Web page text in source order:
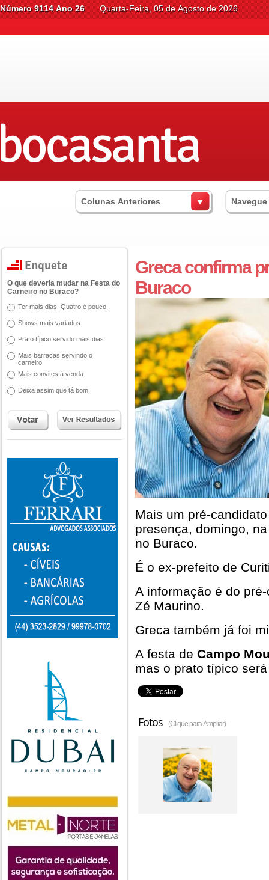
Número 9114 Ano 26 Quarta-Feira, 05 de Agosto de 2026
Colunas Anteriores
O que deveria mudar na Festa do
Carneiro no Buraco?
Ter mais dias. Quatro é pouco.
Shows mais variados.
Prato típico servido mais dias.
Mais barracas servindo o
carneiro.
Mais convites à venda.
Deixa assim que tá bom.
Greca confirma
Buraco
Mais um pré-
presença, domingo,
no Buraco.
É o ex-prefeito de
A informação é do
Zé Maurino.
Greca também já foi
A festa de Campo
mas o prato típico
Fotos (Clique para Ampliar)